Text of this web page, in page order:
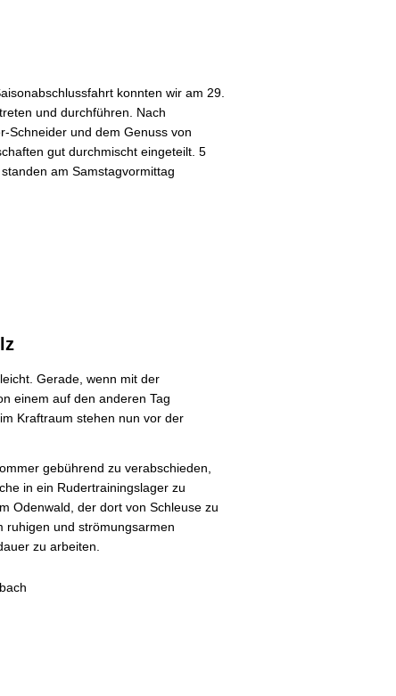
konnten wir am 29.
und durchführen. Nach
Schneider und dem Genuss von
gut durchmischt eingeteilt. 5
am Samstagvormittag
Gerade, wenn mit der
einem auf den anderen Tag
Kraftraum stehen nun vor der
gebührend zu verabschieden,
in ein Rudertrainingslager zu
Odenwald, der dort von Schleuse zu
ruhigen und strömungsarmen
zu arbeiten.